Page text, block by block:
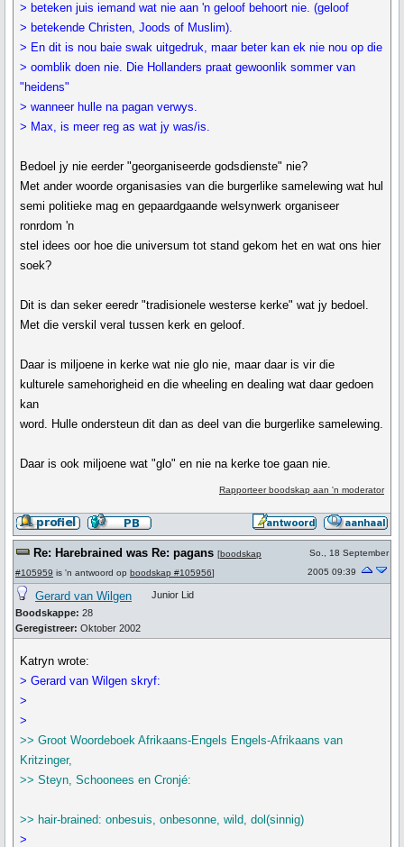
> beteken juis iemand wat nie aan 'n geloof behoort nie. (geloof
> betekende Christen, Joods of Muslim).
> En dit is nou baie swak uitgedruk, maar beter kan ek nie nou op die
> oomblik doen nie. Die Hollanders praat gewoonlik sommer van
"heidens"
> wanneer hulle na pagan verwys.
> Max, is meer reg as wat jy was/is.
Bedoel jy nie eerder "georganiseerde godsdienste" nie?
Met ander woorde organisasies van die burgerlike samelewing wat hul
semi politieke mag en gepaardgaande welsynwerk organiseer
ronrdom 'n
stel idees oor hoe die universum tot stand gekom het en wat ons hier
soek?
Dit is dan seker eeredr "tradisionele westerse kerke" wat jy bedoel.
Met die verskil veral tussen kerk en geloof.
Daar is miljoene in kerke wat nie glo nie, maar daar is vir die
kulturele samehorigheid en die wheeling en dealing wat daar gedoen
kan
word. Hulle ondersteun dit dan as deel van die burgerlike samelewing.
Daar is ook miljoene wat "glo" en nie na kerke toe gaan nie.
Rapporteer boodskap aan 'n moderator
Re: Harebrained was Re: pagans [boodskap
#105959 is 'n antwoord op boodskap #105956]
So., 18 September
2005 09:39
Gerard van Wilgen
Boodskappe: 28
Geregistreer: Oktober 2002
Junior Lid
Katryn wrote:
> Gerard van Wilgen skryf:
>
>
>> Groot Woordeboek Afrikaans-Engels Engels-Afrikaans van
Kritzinger,
>> Steyn, Schoonees en Cronjé:
>> hair-brained: onbesuis, onbesonne, wild, dol(sinnig)
>